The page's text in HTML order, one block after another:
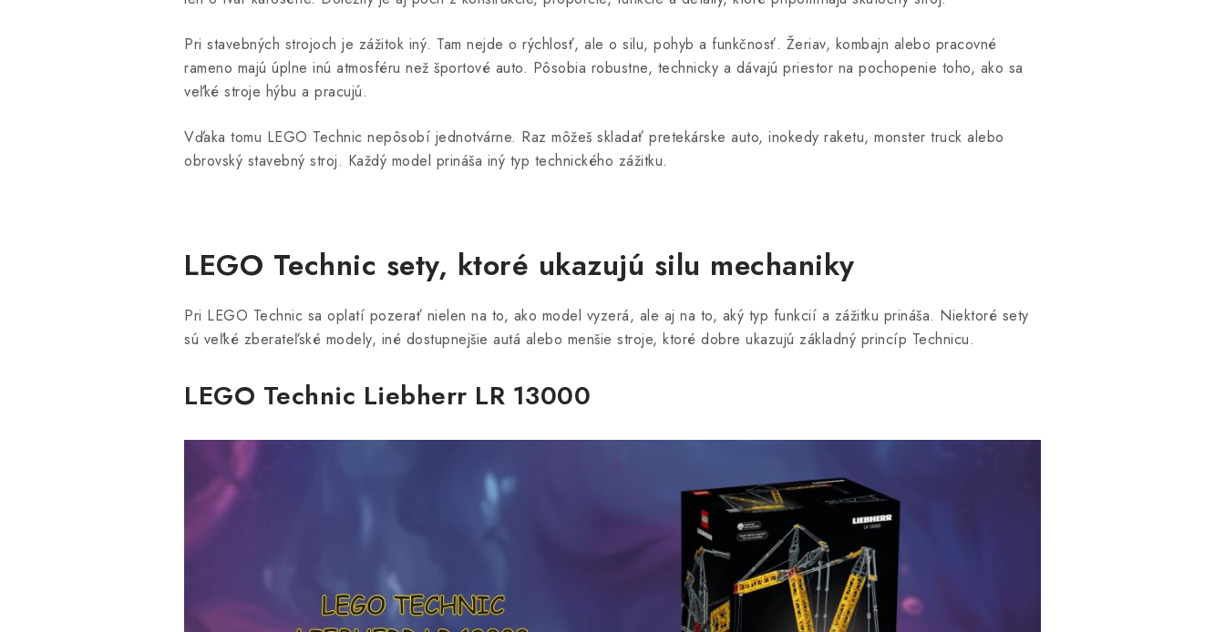
Pri stavebných strojoch je zážitok iný. Tam nejde o rýchlosť, ale o silu, pohyb a funkčnosť. Žeriav, kombajn alebo pracovné
rameno majú úplne inú atmosféru než športové auto. Pôsobia robustne, technicky a dávajú priestor na pochopenie toho, ako sa
veľké stroje hýbu a pracujú.
Vďaka tomu LEGO Technic nepôsobí jednotvárne. Raz môžeš skladať pretekárske auto, inokedy raketu, monster truck alebo
obrovský stavebný stroj. Každý model prináša iný typ technického zážitku.
LEGO Technic sety, ktoré ukazujú silu mechaniky
Pri LEGO Technic sa oplatí pozerať nielen na to, ako model vyzerá, ale aj na to, aký typ funkcií a zážitku prináša. Niektoré sety
sú veľké zberateľské modely, iné dostupnejšie autá alebo menšie stroje, ktoré dobre ukazujú základný princíp Technicu.
LEGO Technic Liebherr LR 13000